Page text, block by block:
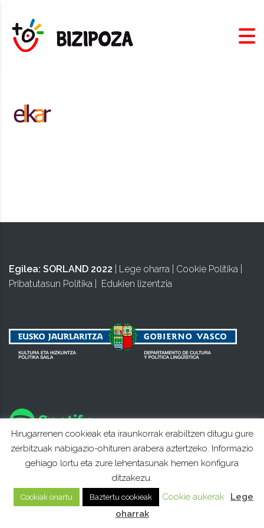
Egilea: SORLAND 2022 Lege oharra Cookie Politika
Pribatutasun Politika
Edukien lizentzia
Hirugarrenen cookieak eta iraunkorrak erabiltzen ditugu gure
zerbitzuak nabigazio-ohituren arabera aztertzeko. Informazio
gehiago lortu eta zure lehentasunak hemen konfigura
ditzakezu.
Cookiak onartu Baztertu cookieak Cookie aukerak
Lege
oharrak